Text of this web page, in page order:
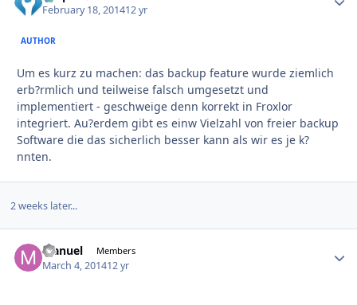
February 18, 201412 yr
AUTHOR
Um es kurz zu machen: das backup feature wurde ziemlich
erb?rmlich und teilweise falsch umgesetzt und
implementiert - geschweige denn korrekt in Froxlor
integriert. Au?erdem gibt es einw Vielzahl von freier backup
Software die das sicherlich besser kann als wir es je k?
nnten.
2 weeks later...
Manuel Members
March 4, 201412 yr